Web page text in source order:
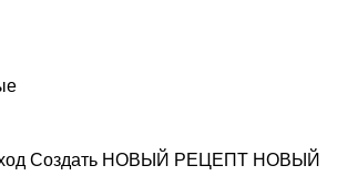
Создать НОВЫЙ РЕЦЕПТ НОВЫЙ